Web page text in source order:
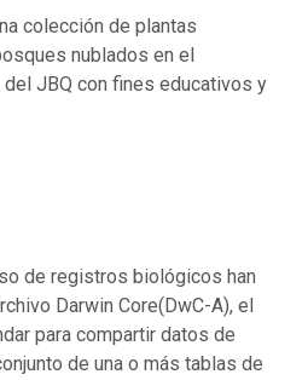
colección de plantas
nublados en el
JBQ con fines educativos y
de registros biológicos han
Darwin Core(DwC-A), el
para compartir datos de
de una o más tablas de